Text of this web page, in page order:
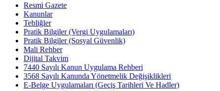
Resmi Gazete
Kanunlar
Tebliğler
Pratik Bilgiler (Vergi Uygulamaları)
Pratik Bilgiler (Sosyal Güvenlik)
Mali Rehber
Dijital Takvim
7440 Sayılı Kanun Uygulama Rehberi
3568 Sayılı Kanunda Yönetmelik Değişiklikleri
E-Belge Uygulamaları (Geçiş Tarihleri Ve Hadler)